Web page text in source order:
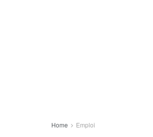
Home Emploi